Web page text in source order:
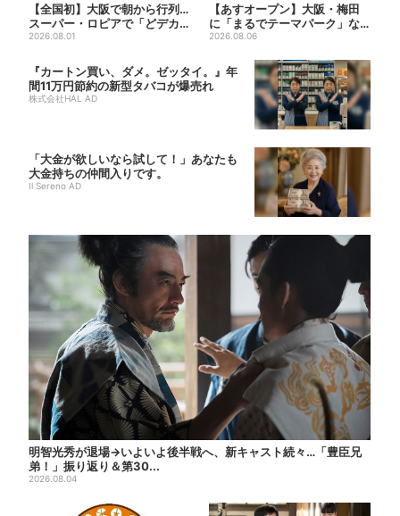
【全国初】大阪で朝から行列…
スーパー・ロピアで「どデカ
抽選会」、開始30分で“1...
2026.08.01
【あすオープン】大阪・梅田
に「まるでテーマパーク」な
巨大スポーツ店、461ブラン...
2026.08.06
『カートン買い、ダメ。ゼッタイ。』年
間11万円節約の新型タバコが爆売れ
株式会社HAL AD
「大金が欲しいなら試して！」あなたも
大金持ちの仲間入りです。
Il Sereno AD
明智光秀が退場→いよいよ後半戦へ、新キャスト続々…「豊臣兄
弟！」振り返り＆第30...
2026.08.04